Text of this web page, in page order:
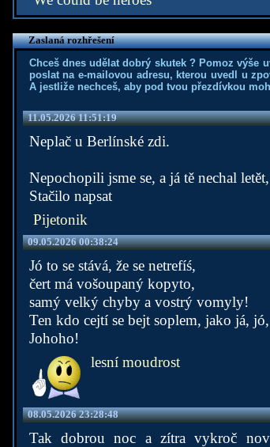
Zaslaná rozhřešení
Chceš dnes udělat dobrý skutek ? Pomoz výše
poslat na e-mailovou adresu, kterou uvedl u
A jestliže nechceš, aby pod tvou přezdívkou
11.05.2026 11:51:19
Neplač u Berlínské zdi.
Nepochopili jsme se, a já tě nechal
Stačilo napsat
Pijetonik
09.05.2026 00:38:24
Jó to se stává, že se netrefíś,
čert má vošoupaný kopyto,
samý velký chyby a vostrý vomyly!
Ten kdo cejtí se bejt soplem, jako já,
Johoho!
lesní moudrost
08.05.2026 23:28:48
Tak dobrou noc a zítra vykroč